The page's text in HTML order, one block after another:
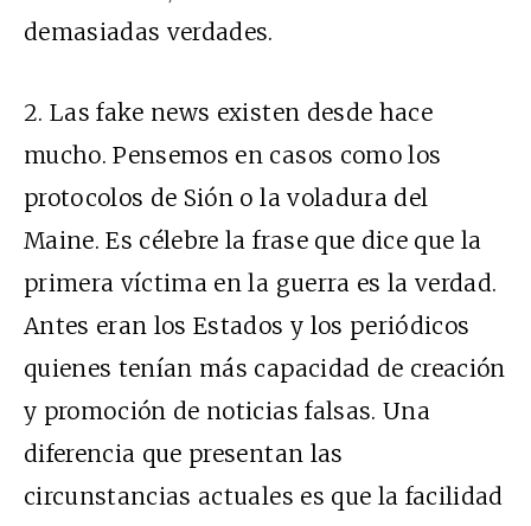
demasiadas verdades.
2. Las fake news existen desde hace
mucho. Pensemos en casos como los
protocolos de Sión o la voladura del
Maine. Es célebre la frase que dice que la
primera víctima en la guerra es la verdad.
Antes eran los Estados y los periódicos
quienes tenían más capacidad de creación
y promoción de noticias falsas. Una
diferencia que presentan las
circunstancias actuales es que la facilidad